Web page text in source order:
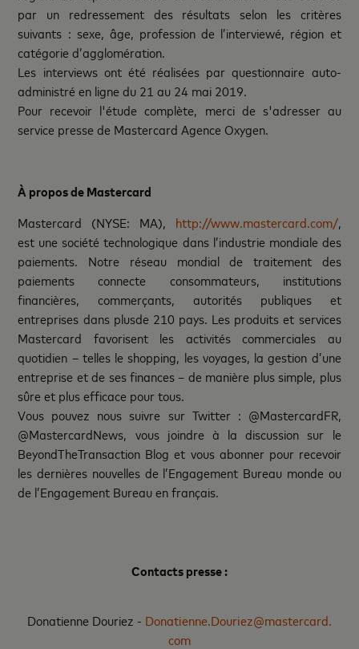
par un redressement des résultats selon les critères
suivants : sexe, âge, profession de l’interviewé, région et
catégorie d’agglomération.
Les interviews ont été réalisées par questionnaire auto-
administré en ligne du 21 au 24 mai 2019.
Pour recevoir l'étude complète, merci de s'adresser au
service presse de Mastercard Agence Oxygen.
À propos de Mastercard
Mastercard (NYSE: MA), http://www.mastercard.com/,
est une société technologique dans l’industrie mondiale des
paiements. Notre réseau mondial de traitement des
paiements connecte consommateurs, institutions
financières, commerçants, autorités publiques et
entreprises dans plusde 210 pays. Les produits et services
Mastercard favorisent les activités commerciales au
quotidien – telles le shopping, les voyages, la gestion d’une
entreprise et de ses finances – de manière plus simple, plus
sûre et plus efficace pour tous.
Vous pouvez nous suivre sur Twitter : @MastercardFR,
@MastercardNews, vous joindre à la discussion sur le
BeyondTheTransaction Blog et vous abonner pour recevoir
les dernières nouvelles de l’Engagement Bureau monde ou
de l’Engagement Bureau en français.
Contacts presse :
Donatienne Douriez - Donatienne.Douriez@mastercard.
com